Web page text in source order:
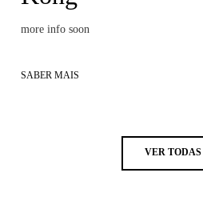
more info soon
SABER MAIS
VER TODAS